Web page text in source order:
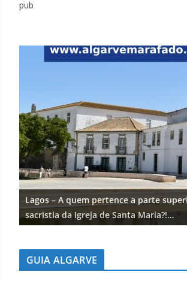
pub
Lagos – A quem pertence a parte
sacristia da Igreja de Santa Maria?!…
GUIA ALGARVE